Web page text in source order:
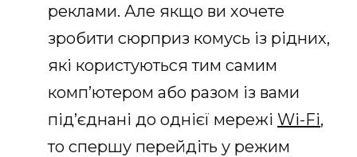
реклами. Але якщо ви хочете
зробити сюрприз комусь із рідних,
які користуються тим самим
комп’ютером або разом із вами
під’єднані до однієї мережі Wi-Fi,
то спершу перейдіть у режим